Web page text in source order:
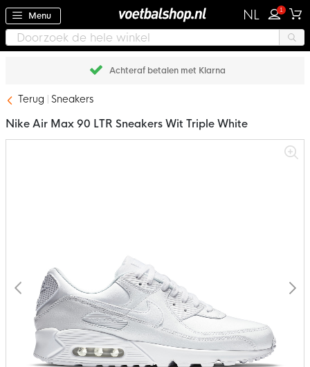
Menu NL 1
Achteraf betalen met Klarna
Terug Sneakers
Nike Air Max 90 LTR Sneakers Wit Triple White